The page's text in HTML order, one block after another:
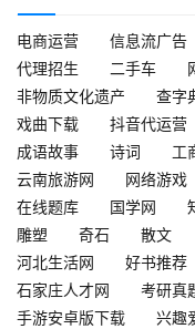
电商运营 信息流广告
代理招生
二手车
非物质文化遗产
查字
戏曲下载
抖音代运营
成语故事
诗词 工
云南旅游网
网络游戏
在线题库
国学网
雕塑
奇石 散文
河北生活网
好书推荐
石家庄人才网
考研真
手游安卓版下载
兴趣